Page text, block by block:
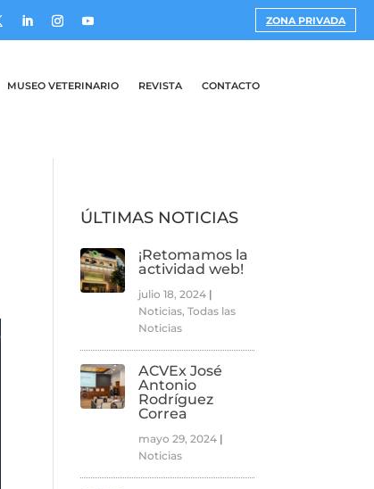
ZONA PRIVADA
MUSEO VETERINARIO REVISTA CONTACTO
ÚLTIMAS NOTICIAS
¡Retomamos la
actividad web!
julio 18, 2024 |
Noticias,Todas las
Noticias
ACVEx José
Antonio
Rodríguez
Correa
mayo 29, 2024 |
Noticias